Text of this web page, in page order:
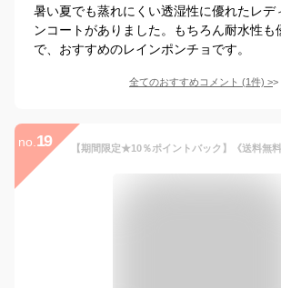
暑い夏でも蒸れにくい透湿性に優れたレデ
ンコートがありました。もちろん耐水性も
で、おすすめのレインポンチョです。
全てのおすすめコメント (1件) >
no. 19